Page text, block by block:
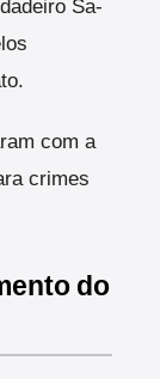
Sa-
com a
crimes
do